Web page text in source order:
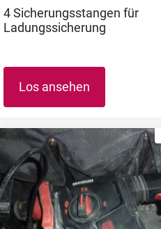
4 Sicherungsstangen für
Ladungssicherung
Los ansehen